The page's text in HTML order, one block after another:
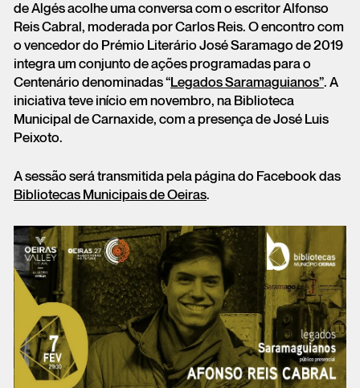
de Algés acolhe uma conversa com o escritor Alfonso
Reis Cabral, moderada por Carlos Reis. O encontro com
o vencedor do Prémio Literário José Saramago de 2019
integra um conjunto de ações programadas para o
Centenário denominadas “Legados Saramaguianos”. A
iniciativa teve início em novembro, na Biblioteca
Municipal de Carnaxide, com a presença de José Luis
Peixoto.
A sessão será transmitida pela página do Facebook das
Bibliotecas Municipais de Oeiras.